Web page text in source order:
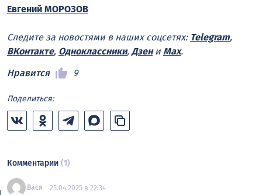
Евгений МОРОЗОВ
Следите за новостями в наших соцсетях: Telegram,
ВКонтакте, Одноклассники, Дзени Max.
Нравится
9
Поделиться:
Комментарии (1)
Вася
25.04.2025 в 22:34